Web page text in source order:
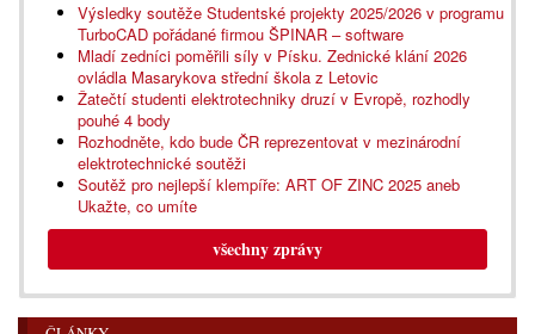
Výsledky soutěže Studentské projekty 2025/2026 v programu
TurboCAD pořádané firmou ŠPINAR – software
Mladí zedníci poměřili síly v Písku. Zednické klání 2026
ovládla Masarykova střední škola z Letovic
Žatečtí studenti elektrotechniky druzí v Evropě, rozhodly
pouhé 4 body
Rozhodněte, kdo bude ČR reprezentovat v mezinárodní
elektrotechnické soutěži
Soutěž pro nejlepší klempíře: ART OF ZINC 2025 aneb
Ukažte, co umíte
všechny zprávy